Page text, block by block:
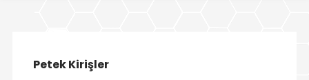
Petek Kirişler